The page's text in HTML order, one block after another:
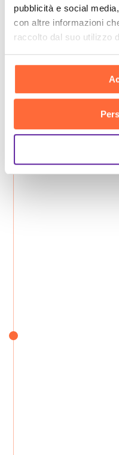
pubblicità e social
con altre informazioni
raccolto dal suo utilizzo